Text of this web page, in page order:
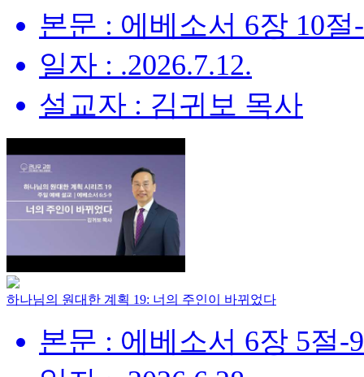
본문 : 에베소서 6장 10절
일자 : .2026.7.12.
설교자 : 김귀보 목사
하나님의 원대한 계획 19: 너의 주인이 바뀌었다
본문 : 에베소서 6장 5절-